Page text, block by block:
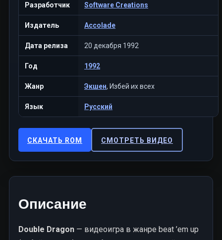
Разработчик Software Creations
Издатель Accolade
Дата релиза 20 декабря 1992
Год 1992
Жанр Экшен, Избей их всех
Язык Русский
СКАЧАТЬ ROM СМОТРЕТЬ ВИДЕО
Описание
Double Dragon — видеоигра в жанре beat ’em up